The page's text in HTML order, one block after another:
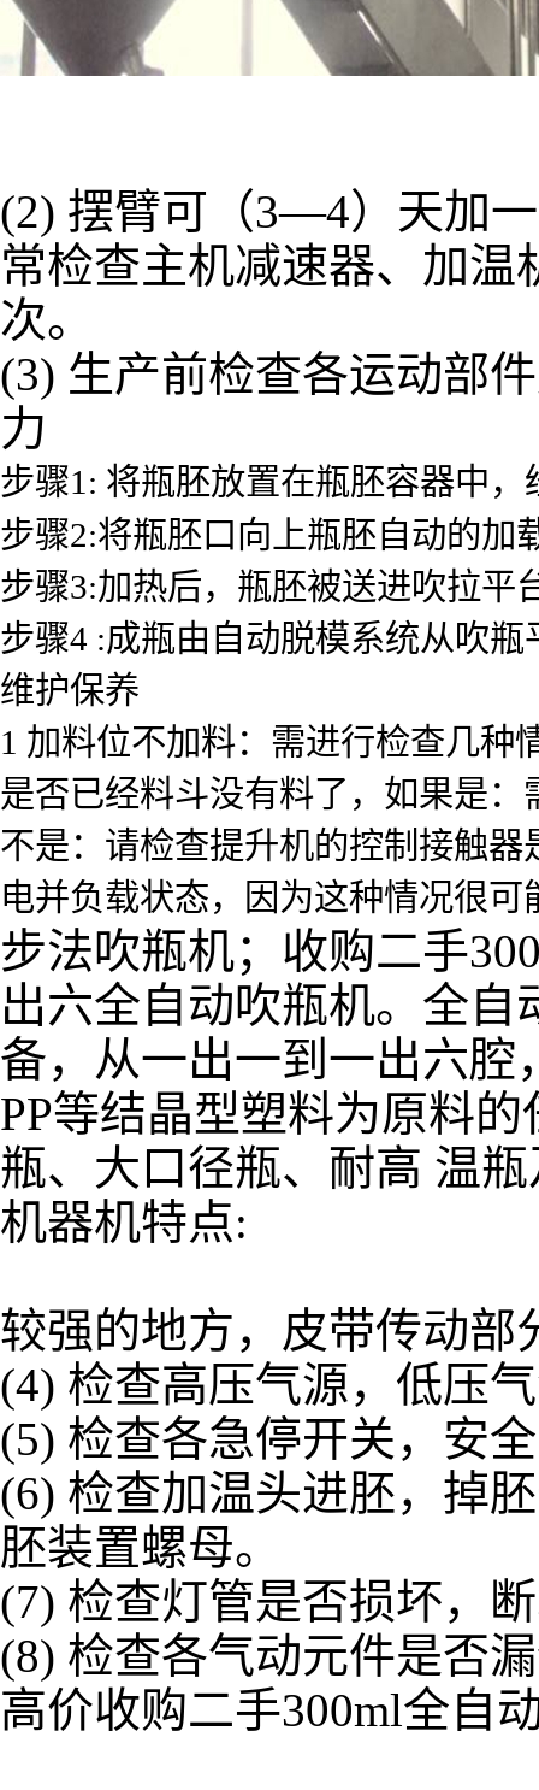
(2) 摆臂可（3—4）天加
常检查主机减速器、加
次。
(3) 生产前检查各运动部
力
步骤1: 将瓶胚放置在瓶胚容器中
步骤2:将瓶胚口向上瓶胚自动的加
步骤3:加热后，瓶胚被送进吹拉平
步骤4 :成瓶由自动脱模系统从吹瓶
维护保养
1 加料位不加料：需进行检查几种
是否已经料斗没有料了，如果是：
不是：请检查提升机的控制接触
电并负载状态，因为这种情况很
步法吹瓶机；收购二手
出六全自动吹瓶机。全
备，从一出一到一出六腔
PP等结晶型塑料为原料
瓶、大口径瓶、耐高 温
机器机特点:
较强的地方，皮带传动部
(4) 检查高压气源，低压
(5) 检查各急停开关，安
(6) 检查加温头进胚，掉
胚装置螺母。
(7) 检查灯管是否损坏，
(8) 检查各气动元件是否
高价收购二手300ml全自